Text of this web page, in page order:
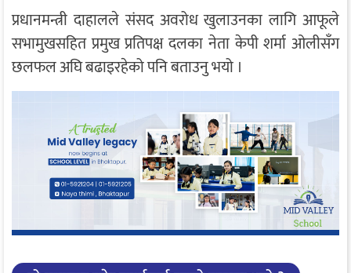
प्रधानमन्त्री दाहालले संसद अवरोध खुलाउनका लागि आफूले
सभामुखसहित प्रमुख प्रतिपक्ष दलका नेता केपी शर्मा ओलीसँग
छलफल अघि बढाइरहेको पनि बताउनु भयो ।